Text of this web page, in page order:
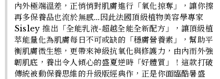
內外極端溫差，正悄悄對肌膚進行「氧化掠奪」，讓你擦
再多保養品也流於無感...因此法國頂級植物美容學專家
Sisley 推出「全能乳液-超越全能全新配方」，讓頂級植
萃能量化為肌膚每日不可或缺的「穩膚營養素」，幫助平
衡肌膚微生態，更帶來神級抗氧化與修護力，由內而外強
韌肌底，養出令人傾心的盛夏逆時「好體質」！這款打破
傳統被動保養思維的升級版經典作，正是你面臨酷暑盛